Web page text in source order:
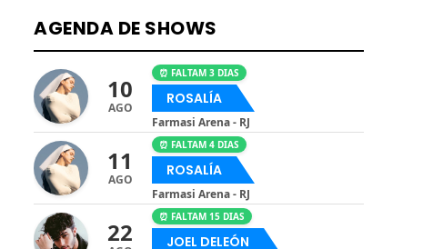
AGENDA DE SHOWS
10
AGO
⏰ FALTAM 3 DIAS
ROSALÍA
Farmasi Arena - RJ
11
AGO
⏰ FALTAM 4 DIAS
ROSALÍA
Farmasi Arena - RJ
22
⏰ FALTAM 15 DIAS
JOEL DELEÓN